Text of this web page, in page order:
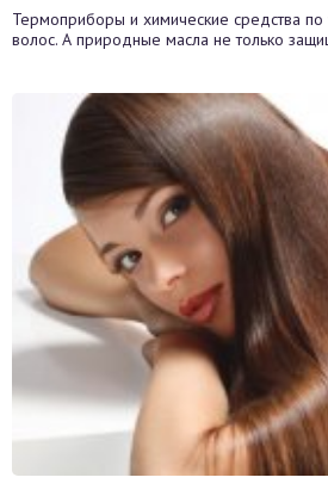
Термоприборы и химические средства
волос. А природные масла не только